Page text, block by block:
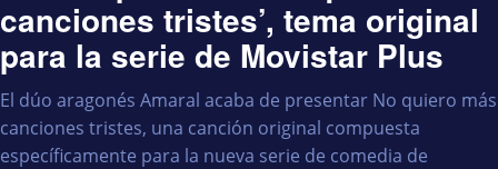
canciones tristes’, tema original
para la serie de Movistar Plus
El dúo aragonés Amaral acaba de presentar No quiero más
canciones tristes, una canción original compuesta
específicamente para la nueva serie de comedia de